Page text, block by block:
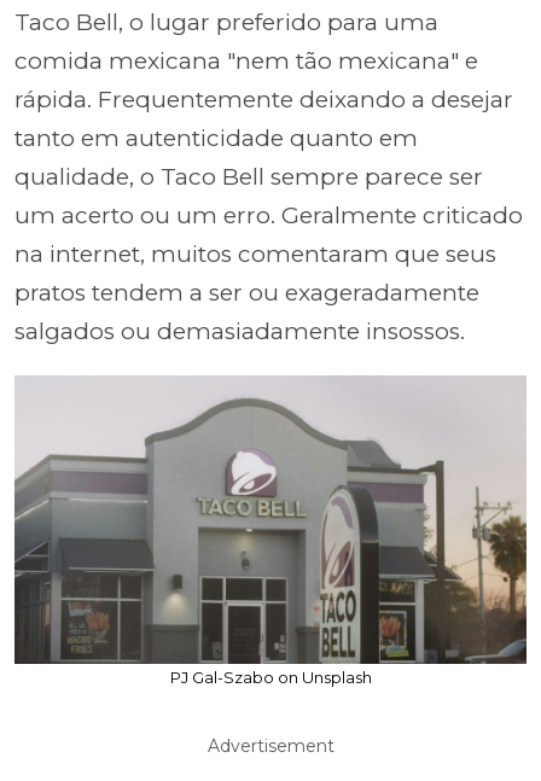
Taco Bell, o lugar preferido para uma
comida mexicana "nem tão mexicana" e
rápida. Frequentemente deixando a desejar
tanto em autenticidade quanto em
qualidade, o Taco Bell sempre parece ser
um acerto ou um erro. Geralmente criticado
na internet, muitos comentaram que seus
pratos tendem a ser ou exageradamente
salgados ou demasiadamente insossos.
PJ Gal-Szabo on Unsplash
Advertisement